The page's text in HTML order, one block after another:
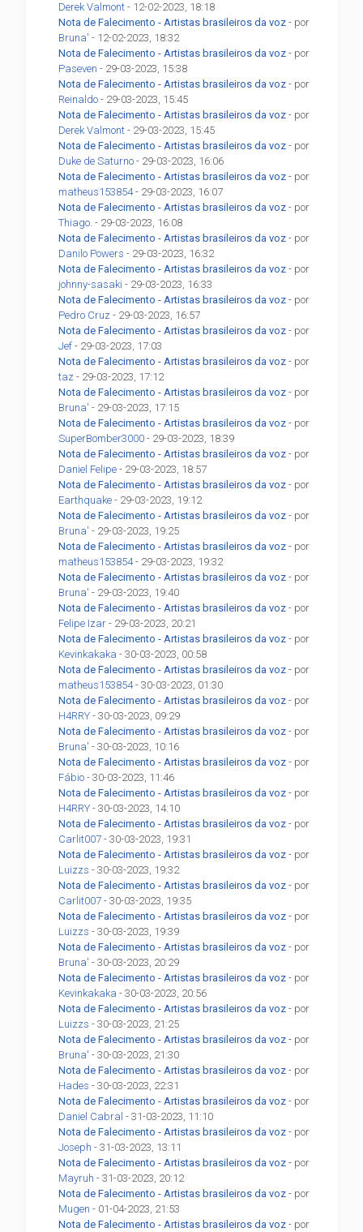
Derek Valmont - 12-02-2023, 18:18
Nota de Falecimento - Artistas brasileiros da voz - por
Bruna' - 12-02-2023, 18:32
Nota de Falecimento - Artistas brasileiros da voz - por
Paseven - 29-03-2023, 15:38
Nota de Falecimento - Artistas brasileiros da voz - por
Reinaldo - 29-03-2023, 15:45
Nota de Falecimento - Artistas brasileiros da voz - por
Derek Valmont - 29-03-2023, 15:45
Nota de Falecimento - Artistas brasileiros da voz - por
Duke de Saturno - 29-03-2023, 16:06
Nota de Falecimento - Artistas brasileiros da voz - por
matheus153854- 29-03-2023, 16:07
Nota de Falecimento - Artistas brasileiros da voz - por
Thiago. - 29-03-2023, 16:08
Nota de Falecimento - Artistas brasileiros da voz - por
Danilo Powers - 29-03-2023, 16:32
Nota de Falecimento - Artistas brasileiros da voz - por
johnny-sasaki - 29-03-2023, 16:33
Nota de Falecimento - Artistas brasileiros da voz - por
Pedro Cruz - 29-03-2023, 16:57
Nota de Falecimento - Artistas brasileiros da voz - por
Jef - 29-03-2023, 17:03
Nota de Falecimento - Artistas brasileiros da voz - por
taz - 29-03-2023, 17:12
Nota de Falecimento - Artistas brasileiros da voz - por
Bruna' - 29-03-2023, 17:15
Nota de Falecimento - Artistas brasileiros da voz - por
SuperBomber3000 - 29-03-2023, 18:39
Nota de Falecimento - Artistas brasileiros da voz - por
Daniel Felipe - 29-03-2023, 18:57
Nota de Falecimento - Artistas brasileiros da voz - por
Earthquake - 29-03-2023, 19:12
Nota de Falecimento - Artistas brasileiros da voz - por
Bruna' - 29-03-2023, 19:25
Nota de Falecimento - Artistas brasileiros da voz - por
matheus153854- 29-03-2023, 19:32
Nota de Falecimento - Artistas brasileiros da voz - por
Bruna' - 29-03-2023, 19:40
Nota de Falecimento - Artistas brasileiros da voz - por
Felipe Izar - 29-03-2023, 20:21
Nota de Falecimento - Artistas brasileiros da voz - por
Kevinkakaka - 30-03-2023, 00:58
Nota de Falecimento - Artistas brasileiros da voz - por
matheus153854- 30-03-2023, 01:30
Nota de Falecimento - Artistas brasileiros da voz - por
H4RRY - 30-03-2023, 09:29
Nota de Falecimento - Artistas brasileiros da voz - por
Bruna' - 30-03-2023, 10:16
Nota de Falecimento - Artistas brasileiros da voz - por
Fábio - 30-03-2023, 11:46
Nota de Falecimento - Artistas brasileiros da voz - por
H4RRY - 30-03-2023, 14:10
Nota de Falecimento - Artistas brasileiros da voz - por
Carlit007 - 30-03-2023, 19:31
Nota de Falecimento - Artistas brasileiros da voz - por
Luizzs - 30-03-2023, 19:32
Nota de Falecimento - Artistas brasileiros da voz - por
Carlit007 - 30-03-2023, 19:35
Nota de Falecimento - Artistas brasileiros da voz - por
Luizzs - 30-03-2023, 19:39
Nota de Falecimento - Artistas brasileiros da voz - por
Bruna' - 30-03-2023, 20:29
Nota de Falecimento - Artistas brasileiros da voz - por
Kevinkakaka - 30-03-2023, 20:56
Nota de Falecimento - Artistas brasileiros da voz - por
Luizzs - 30-03-2023, 21:25
Nota de Falecimento - Artistas brasileiros da voz - por
Bruna' - 30-03-2023, 21:30
Nota de Falecimento - Artistas brasileiros da voz - por
Hades - 30-03-2023, 22:31
Nota de Falecimento - Artistas brasileiros da voz - por
Daniel Cabral - 31-03-2023, 11:10
Nota de Falecimento - Artistas brasileiros da voz - por
Joseph - 31-03-2023, 13:11
Nota de Falecimento - Artistas brasileiros da voz - por
Mayruh - 31-03-2023, 20:12
Nota de Falecimento - Artistas brasileiros da voz - por
Mugen - 01-04-2023, 21:53
Nota de Falecimento - Artistas brasileiros da voz - por